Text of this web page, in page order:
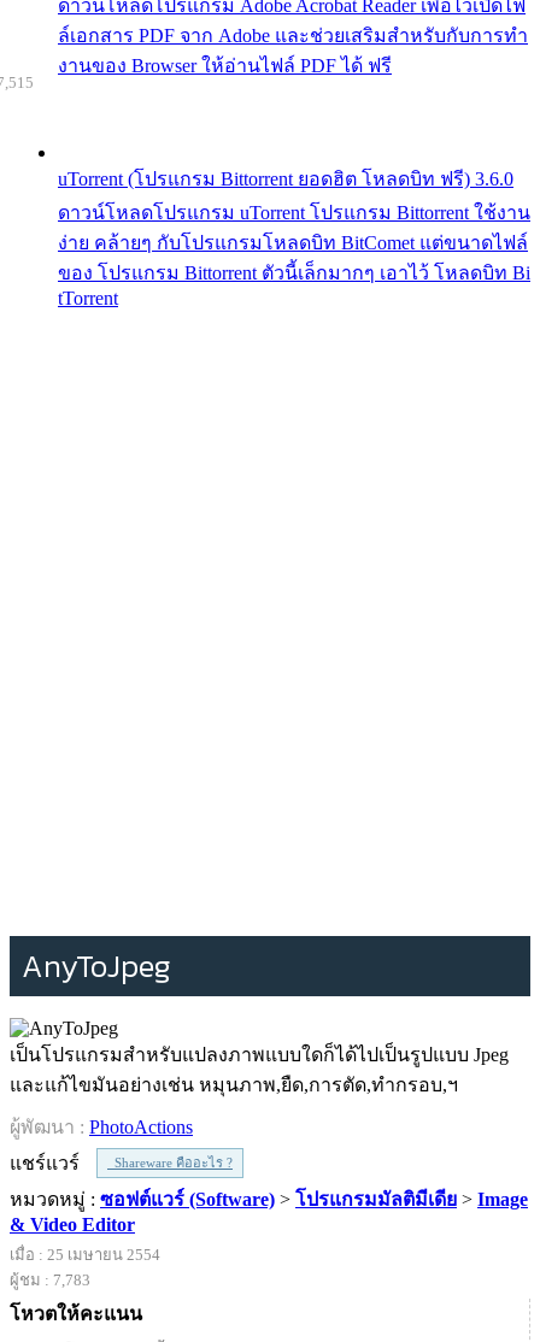
ดาวน์โหลดโปรแกรม Adobe Acrobat Reader เพื่อไว้เปิดไฟ
ล์เอกสาร PDF จาก Adobe และช่วยเสริมสำหรับกับการทำ
งานของ Browser ให้อ่านไฟล์ PDF ได้ ฟรี
uTorrent (โปรแกรม Bittorrent ยอดฮิต โหลดบิท ฟรี) 3.6.0
ดาวน์โหลดโปรแกรม uTorrent โปรแกรม Bittorrent ใช้งาน
ง่าย คล้ายๆ กับโปรแกรมโหลดบิท BitComet แต่ขนาดไฟล์
ของ โปรแกรม Bittorrent ตัวนี้เล็กมากๆ เอาไว้ โหลดบิท Bi
tTorrent
AnyToJpeg
เป็นโปรแกรมสำหรับแปลงภาพแบบใดก็ได้ไปเป็นรูปแบบ Jpeg
และแก้ไขมันอย่างเช่น หมุนภาพ,ยืด,การตัด,ทำกรอบ,ฯ
ผู้พัฒนา : PhotoActions
แชร์แวร์
Shareware คืออะไร ?
หมวดหมู่ : ซอฟต์แวร์ (Software) > โปรแกรมมัลติมีเดีย > Image
& Video Editor
เมื่อ : 25 เมษายน 2554
ผู้ชม : 7,783
โหวตให้คะแนน